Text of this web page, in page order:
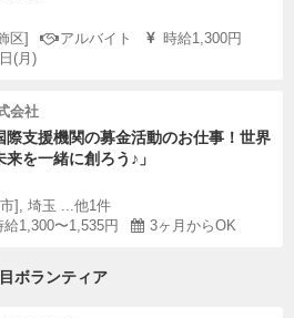
区] アルバイト
時給1,300円
(月)
会社
際支援機関の募金活動のお仕事！世界
を一緒に創ろう♪」
], 埼玉 ...他1件
給1,300〜1,535円 3ヶ月からOK
ボランティア